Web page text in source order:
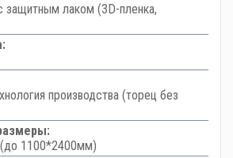
защитным лаком (3D-пленка,
производства (торец без
(до 1100*2400мм)